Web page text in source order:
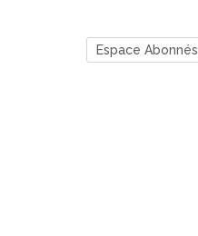
Espace Abonnés